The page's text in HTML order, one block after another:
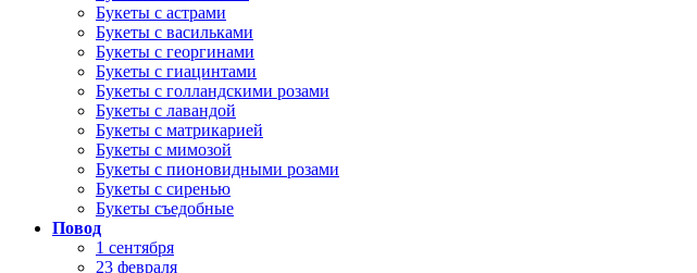
Букеты с астрами
Букеты с васильками
Букеты с георгинами
Букеты с гиацинтами
Букеты с голландскими розами
Букеты с лавандой
Букеты с матрикарией
Букеты с мимозой
Букеты с пионовидными розами
Букеты с сиренью
Букеты съедобные
Повод
1 сентября
23 февраля